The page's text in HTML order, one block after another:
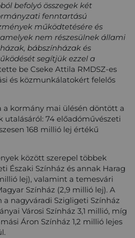
befolyó összegek két
fenntartású
működtetésére és
nem részesülnek állami
bábszínházak és
segítjük ezzel a
be Cseke Attila RMDSZ-es
és közmunkálatokért felelős
a kormány mai ülésén döntött a
utalásáról: 74 előadóművészeti
168 millió lej értékű
között szerepel többek
Északi Színház és annak Harag
lej), valamint a temesvári
Színház (2,9 millió lej). A
nagyváradi Szigligeti Színház
Városi Színház 3,1 millió, míg
Áron Színház 1,2 millió lejes